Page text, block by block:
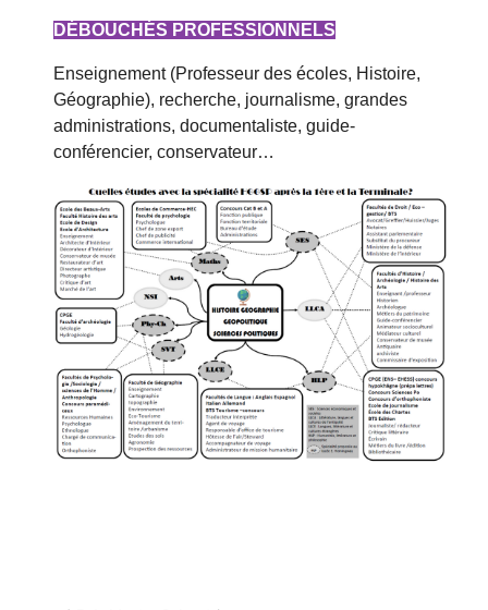
DÉBOUCHÉS PROFESSIONNELS
Enseignement (Professeur des écoles, Histoire,
Géographie), recherche, journalisme, grandes
administrations, documentaliste, guide-
conférencier, conservateur…